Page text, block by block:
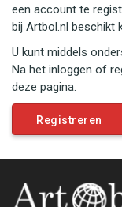
een account te
bij Artbol.nl beschikt
U kunt middels
Na het inloggen of
deze pagina.
Registreren